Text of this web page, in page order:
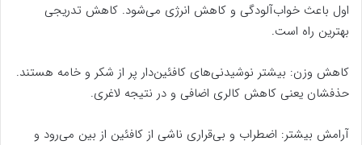
اول باعث خواب‌آلودگی و کاهش انرژی می‌شود. کاهش تدریجی
بهترین راه است.
کاهش وزن: بیشتر نوشیدنی‌های کافئین‌دار پر از شکر و خامه هستند.
حذفشان یعنی کاهش کالری اضافی و در نتیجه لاغری.
آرامش بیشتر: اضطراب و بی‌قراری ناشی از کافئین از بین می‌رود و